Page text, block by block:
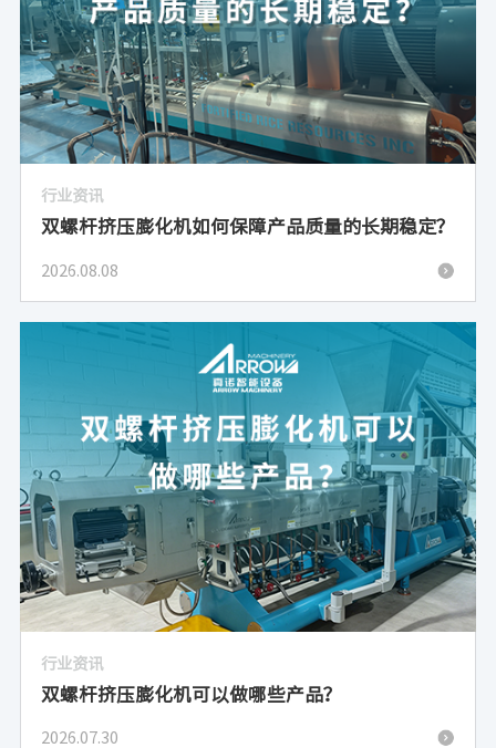
行业资讯
双螺杆挤压膨化机如何保障产品质量的长期稳定？
2026.08.08
行业资讯
双螺杆挤压膨化机可以做哪些产品？
2026.07.30